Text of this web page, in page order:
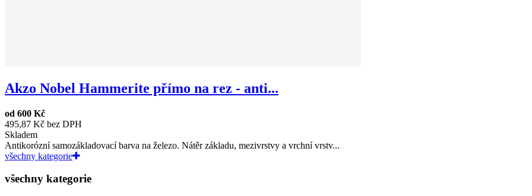
Akzo Nobel Hammerite přímo na rez - anti...
od 600 Kč
495,87 Kč bez DPH
Skladem
Antikorózní samozákladovací barva na železo. Nátěr základu, mezivrstvy a vrchní vrstv...
všechny kategorie
všechny kategorie